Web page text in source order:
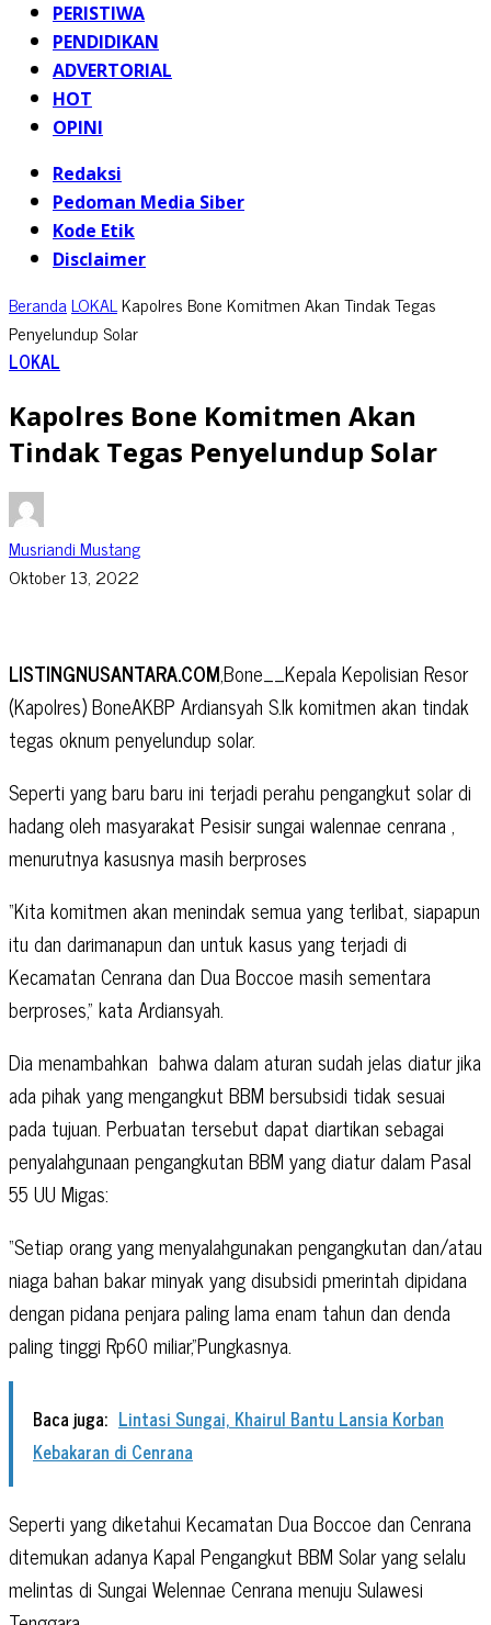
PERISTIWA
PENDIDIKAN
ADVERTORIAL
HOT
OPINI
Redaksi
Pedoman Media Siber
Kode Etik
Disclaimer
BerandaLOKALKapolres Bone Komitmen Akan Tindak Tegas
Penyelundup Solar
LOKAL
Kapolres Bone Komitmen Akan
Tindak Tegas Penyelundup Solar
Musriandi Mustang
Oktober 13, 2022
LISTINGNUSANTARA.COM,Bone__Kepala Kepolisian Resor
(Kapolres) BoneAKBP Ardiansyah S.Ik komitmen akan tindak
tegas oknum penyelundup solar.
Seperti yang baru baru ini terjadi perahu pengangkut solar di
hadang oleh masyarakat Pesisir sungai walennae cenrana ,
menurutnya kasusnya masih berproses
“Kita komitmen akan menindak semua yang terlibat, siapapun
itu dan darimanapun dan untuk kasus yang terjadi di
Kecamatan Cenrana dan Dua Boccoe masih sementara
berproses,” kata Ardiansyah.
Dia menambahkan bahwa dalam aturan sudah jelas diatur jika
ada pihak yang mengangkut BBM bersubsidi tidak sesuai
pada tujuan. Perbuatan tersebut dapat diartikan sebagai
penyalahgunaan pengangkutan BBM yang diatur dalam Pasal
55 UU Migas:
“Setiap orang yang menyalahgunakan pengangkutan dan/atau
niaga bahan bakar minyak yang disubsidi pmerintah dipidana
dengan pidana penjara paling lama enam tahun dan denda
paling tinggi Rp60 miliar,”Pungkasnya.
Baca juga: Lintasi Sungai, Khairul Bantu Lansia Korban
Kebakaran di Cenrana
Seperti yang diketahui Kecamatan Dua Boccoe dan Cenrana
ditemukan adanya Kapal Pengangkut BBM Solar yang selalu
melintas di Sungai Welennae Cenrana menuju Sulawesi